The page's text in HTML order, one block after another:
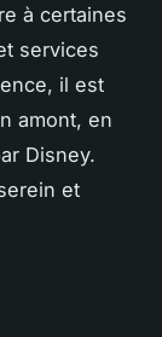
à certaines
services
il est
amont, en
Disney.
et